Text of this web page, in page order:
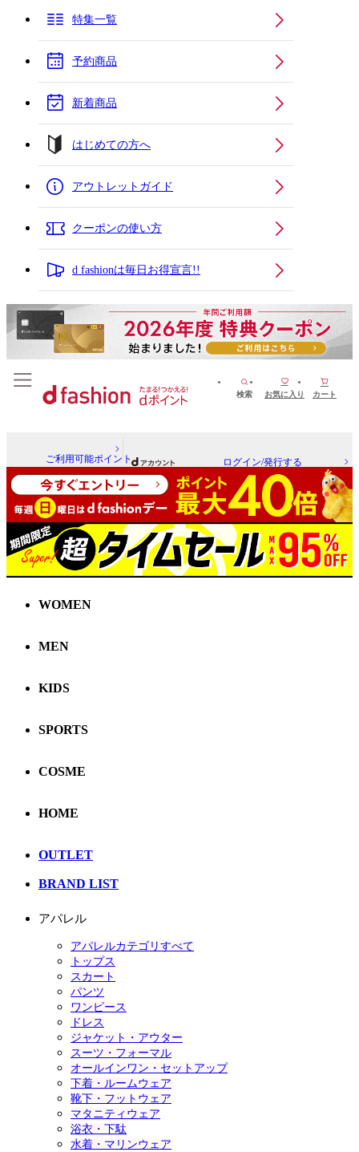
特集一覧
予約商品
新着商品
はじめての方へ
アウトレットガイド
クーポンの使い方
d fashionは毎日お得宣言!!
検索 お気に入り カート
ご利用可能ポイント ログイン/発行する
WOMEN
MEN
KIDS
SPORTS
COSME
HOME
OUTLET
BRAND LIST
アパレル
アパレルカテゴリすべて
トップス
スカート
パンツ
ワンピース
ドレス
ジャケット・アウター
スーツ・フォーマル
オールインワン・セットアップ
下着・ルームウェア
靴下・フットウェア
マタニティウェア
浴衣・下駄
水着・マリンウェア